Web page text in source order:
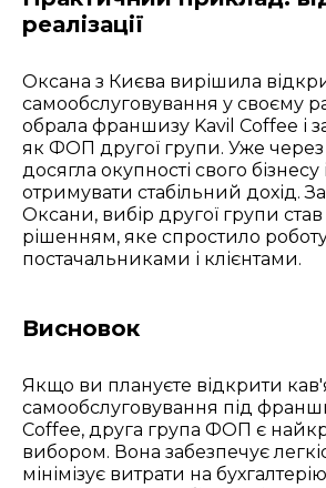
реалізації
Оксана з Києва вирішила
самообслуговування у своєму
обрала франшизу Kavil Coffee і
як ФОП другої групи. Уже через
досягла окупності свого бізнесу
отримувати стабільний дохід.
Оксани, вибір другої групи
рішенням, яке спростило
постачальниками і клієнтами.
Висновок
Якщо ви плануєте відкрити
самообслуговування під
Coffee, друга група ФОП є
вибором. Вона забезпечує
мінімізує витрати на